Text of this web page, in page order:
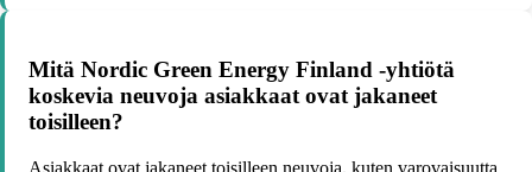
Mitä Nordic Green Energy Finland -yhtiötä
koskevia neuvoja asiakkaat ovat jakaneet
toisilleen?
Asiakkaat ovat jakaneet toisilleen neuvoja, kuten varovaisuutta